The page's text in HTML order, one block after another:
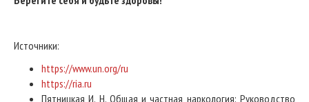
Источники:
https://www.un.org/ru
https://ria.ru
Пятницкая И. Н. Общая и частная наркология: Руководство